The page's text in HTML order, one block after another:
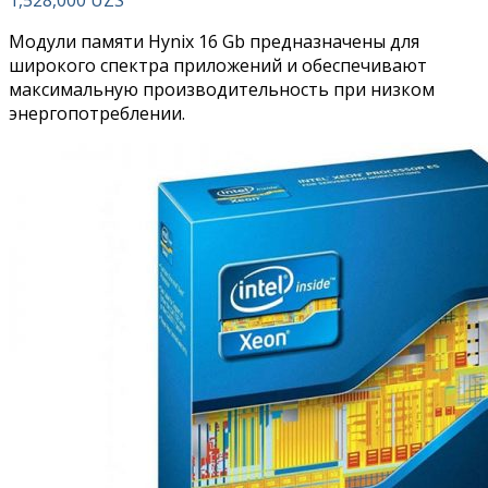
Модули памяти Hynix 16 Gb предназначены для
широкого спектра приложений и обеспечивают
максимальную производительность при низком
энергопотреблении.